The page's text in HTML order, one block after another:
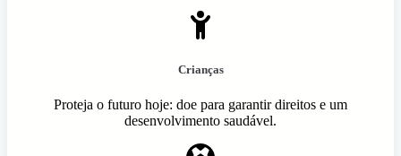
Crianças
Proteja o futuro hoje: doe para garantir direitos e um
desenvolvimento saudável.